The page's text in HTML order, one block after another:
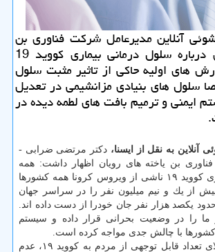
آنلاین مدیرعامل شركت فناوری بن
یاخته های رویان درباره سلول درمانی بیماری كووید 19
های اولیه حاكی از تاثیر مثبت سلول
سلول های بنیادی مزانشیمی در تعدیل
ایمنی و ترمیم بافت های لطمه دیده در
به نقل از ایسنا، دكتر مرتضی ضرابی -
بن یاخته های رویان اظهار داشت: همه
گیری و شیوع بیماری كووید ۱۹ ناشی از ویروس كرونا همه كشورها
بیش از یك و نیم میلیون نفر را در سراسر جهان
یكصد هزار نفر جان خودرا از دست داده اند.
را در وضعیت بحرانی قرار داده و سیستم
كشورها با چالش جدی مواجه كرده است.
وی با اشاره به ابتلای تعداد قابل توجهی از مردم به كووید ۱۹، عدم